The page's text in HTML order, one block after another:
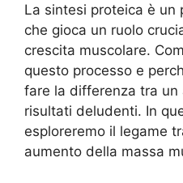
La sintesi proteica è un
che gioca un ruolo
crescita muscolare.
questo processo e
fare la differenza tra
risultati deludenti. In
esploreremo il legame
aumento della massa